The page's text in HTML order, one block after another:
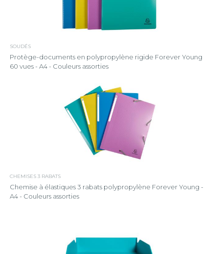
SOUDÉS
Protège-documents en polypropylène rigide Forever Young
60 vues - A4 - Couleurs assorties
CHEMISES 3 RABATS
Chemise à élastiques 3 rabats polypropylène Forever Young -
A4 - Couleurs assorties